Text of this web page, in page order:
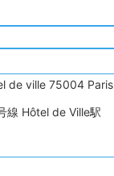
de ville 75004 Paris
線 Hôtel de Ville駅